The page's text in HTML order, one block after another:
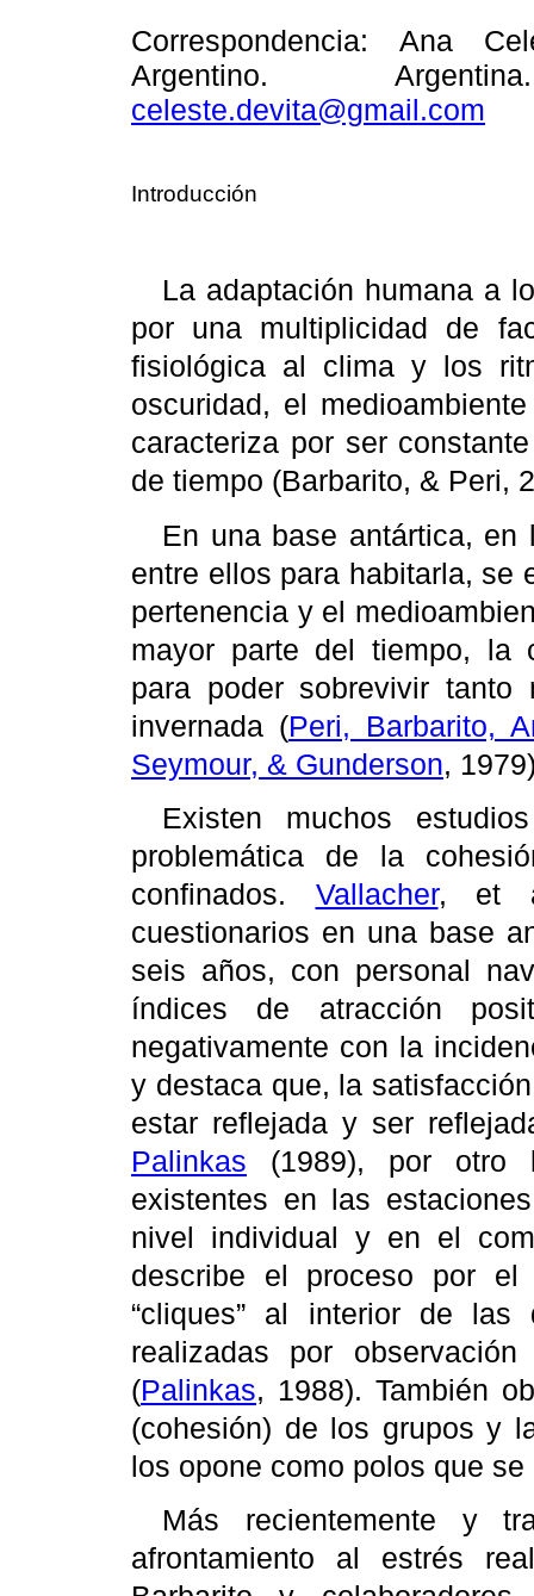
Correspondencia: Ana
Argentino.
celeste.devita@gmail.com
Introducción
La adaptación humana a
por una multiplicidad de
fisiológica al clima y los
oscuridad, el
caracteriza por ser
de tiempo (Barbarito, & Peri,
En una base antártica,
entre ellos para habitarla, se
pertenencia y el
mayor parte del tiempo, la
para poder sobrevivir tanto
invernada (Peri, Barbarito,
Seymour, & Gunderson,
Existen muchos
problemática de la
confinados. Vallacher, et
cuestionarios en una base
seis años, con personal
índices de atracción
negativamente con la
y destaca que, la
estar reflejada y ser
Palinkas (1989), por otro
existentes en las
nivel individual y en el
describe el proceso por
“cliques” al interior de las
realizadas por
(Palinkas, 1988). También
(cohesión) de los grupos y
los opone como polos que se
Más recientemente y
afrontamiento al estrés